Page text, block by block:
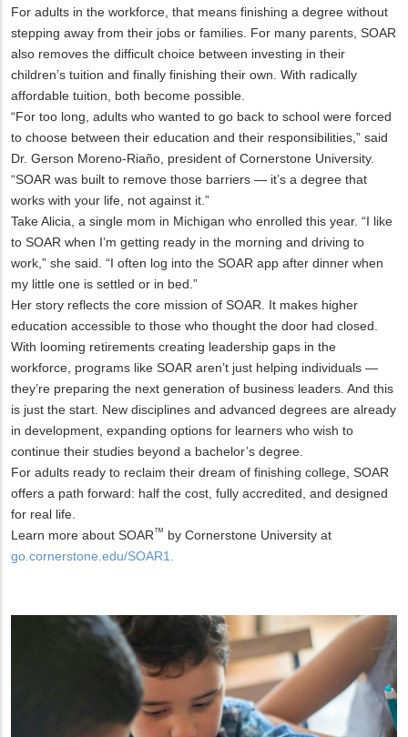
For adults in the workforce, that means finishing a degree without
stepping away from their jobs or families. For many parents, SOAR
also removes the difficult choice between investing in their
children’s tuition and finally finishing their own. With radically
affordable tuition, both become possible.
“For too long, adults who wanted to go back to school were forced
to choose between their education and their responsibilities,” said
Dr. Gerson Moreno-Riaño, president of Cornerstone University.
“SOAR was built to remove those barriers — it’s a degree that
works with your life, not against it.”
Take Alicia, a single mom in Michigan who enrolled this year. “I like
to SOAR when I’m getting ready in the morning and driving to
work,” she said. “I often log into the SOAR app after dinner when
my little one is settled or in bed.”
Her story reflects the core mission of SOAR. It makes higher
education accessible to those who thought the door had closed.
With looming retirements creating leadership gaps in the
workforce, programs like SOAR aren’t just helping individuals —
they’re preparing the next generation of business leaders. And this
is just the start. New disciplines and advanced degrees are already
in development, expanding options for learners who wish to
continue their studies beyond a bachelor’s degree.
For adults ready to reclaim their dream of finishing college, SOAR
offers a path forward: half the cost, fully accredited, and designed
for real life.
Learn more about SOAR™ by Cornerstone University at
go.cornerstone.edu/SOAR1.